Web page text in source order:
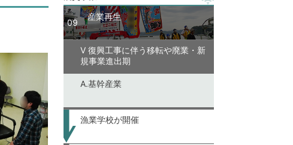
09
産業再生
V 復興工事に伴う移転や廃業・新
規事業進出期
A.基幹産業
漁業学校が開催